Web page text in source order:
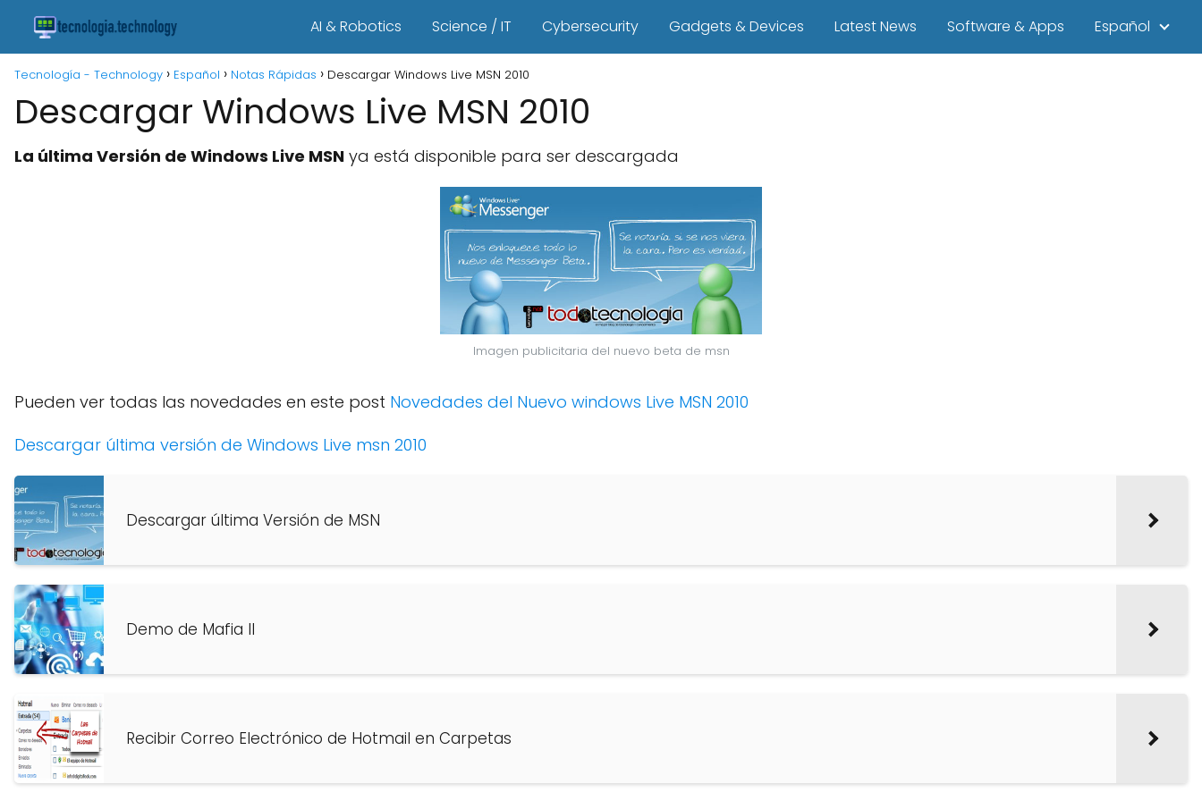
AI & Robotics Science / IT Cybersecurity Gadgets & Devices Latest News Software & Apps Español
Tecnología - Technology Español Notas Rápidas Descargar Windows Live MSN 2010
Descargar Windows Live MSN 2010
La última Versión de Windows Live MSN ya está disponible para ser descargada
Imagen publicitaria del nuevo beta de msn
Pueden ver todas las novedades en este post Novedades del Nuevo windows Live MSN 2010
Descargar última versión de Windows Live msn 2010
Descargar última Versión de MSN
Demo de Mafia II
Recibir Correo Electrónico de Hotmail en Carpetas